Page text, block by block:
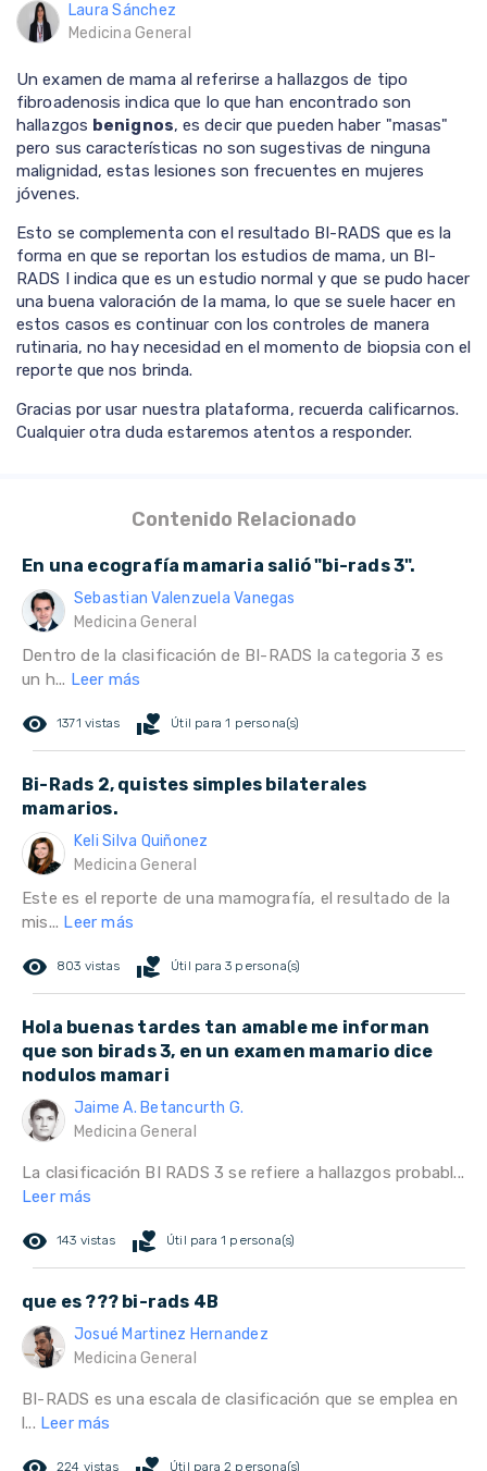
Laura Sánchez
Medicina General
Un examen de mama al referirse a hallazgos de tipo
fibroadenosis indica que lo que han encontrado son
hallazgos benignos, es decir que pueden haber "masas"
pero sus características no son sugestivas de ninguna
malignidad, estas lesiones son frecuentes en mujeres
jóvenes.
Esto se complementa con el resultado BI-RADS que es la
forma en que se reportan los estudios de mama, un BI-
RADS I indica que es un estudio normal y que se pudo hacer
una buena valoración de la mama, lo que se suele hacer en
estos casos es continuar con los controles de manera
rutinaria, no hay necesidad en el momento de biopsia con el
reporte que nos brinda.
Gracias por usar nuestra plataforma, recuerda calificarnos.
Cualquier otra duda estaremos atentos a responder.
Contenido Relacionado
En una ecografía mamaria salió "bi-rads 3".
Sebastian Valenzuela Vanegas
Medicina General
Dentro de la clasificación de BI-RADS la categoria 3 es
un h... Leer más
remove_red_eye 1371 vistas volunteer_activism Útil para 1 persona(s)
Bi-Rads 2, quistes simples bilaterales
mamarios.
Keli Silva Quiñonez
Medicina General
Este es el reporte de una mamografía, el resultado de la
mis... Leer más
remove_red_eye 803 vistas volunteer_activism Útil para 3 persona(s)
Hola buenas tardes tan amable me informan
que son birads 3, en un examen mamario dice
nodulos mamari
Jaime A. Betancurth G.
Medicina General
La clasificación BI RADS 3 se refiere a hallazgos probabl...
Leer más
remove_red_eye 143 vistas volunteer_activism Útil para 1 persona(s)
que es ??? bi-rads 4B
Josué Martinez Hernandez
Medicina General
BI-RADS es una escala de clasificación que se emplea en
l... Leer más
224 vistas Útil para 2 persona(s)